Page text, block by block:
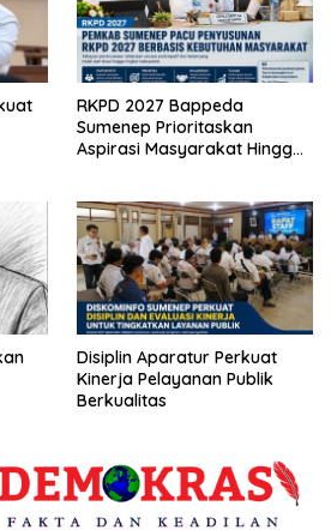
RKPD 2027 Bappeda
Sumenep Prioritaskan
Aspirasi Masyarakat Hingga
Disiplin Aparatur Perkuat
Kinerja Pelayanan Publik
Berkualitas